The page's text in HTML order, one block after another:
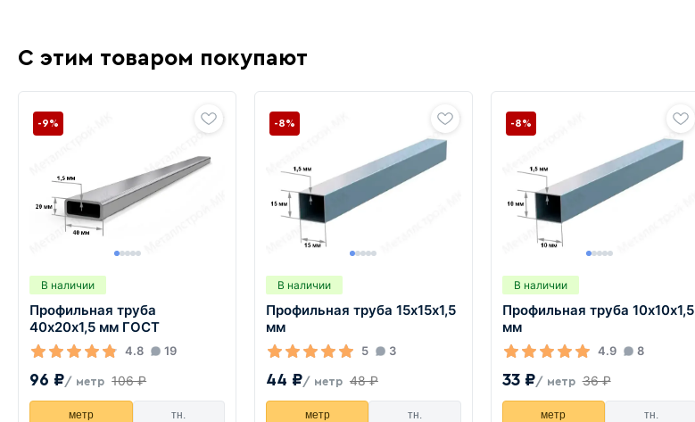
С этим товаром покупают
В наличии
Профильная труба
40х20х1,5 мм ГОСТ
4.8 19
96 ₽/ метр 106 ₽
-9%
метр тн.
В наличии
Профильная труба 15х15х1,5
мм
5 3
44 ₽/ метр 48 ₽
-8%
метр тн.
В наличии
Профильная труба 10х10х1,5
мм
4.9 8
33 ₽/ метр 36 ₽
-8%
метр тн.